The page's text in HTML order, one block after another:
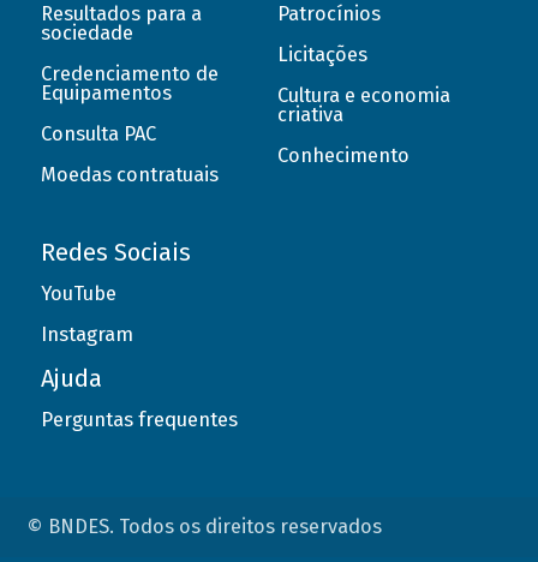
Resultados para a
sociedade
Credenciamento de
Equipamentos
Consulta PAC
Moedas contratuais
Patrocínios
Licitações
Cultura e economia
criativa
Conhecimento
Redes Sociais
YouTube
Instagram
Ajuda
Perguntas frequentes
© BNDES. Todos os direitos reservados